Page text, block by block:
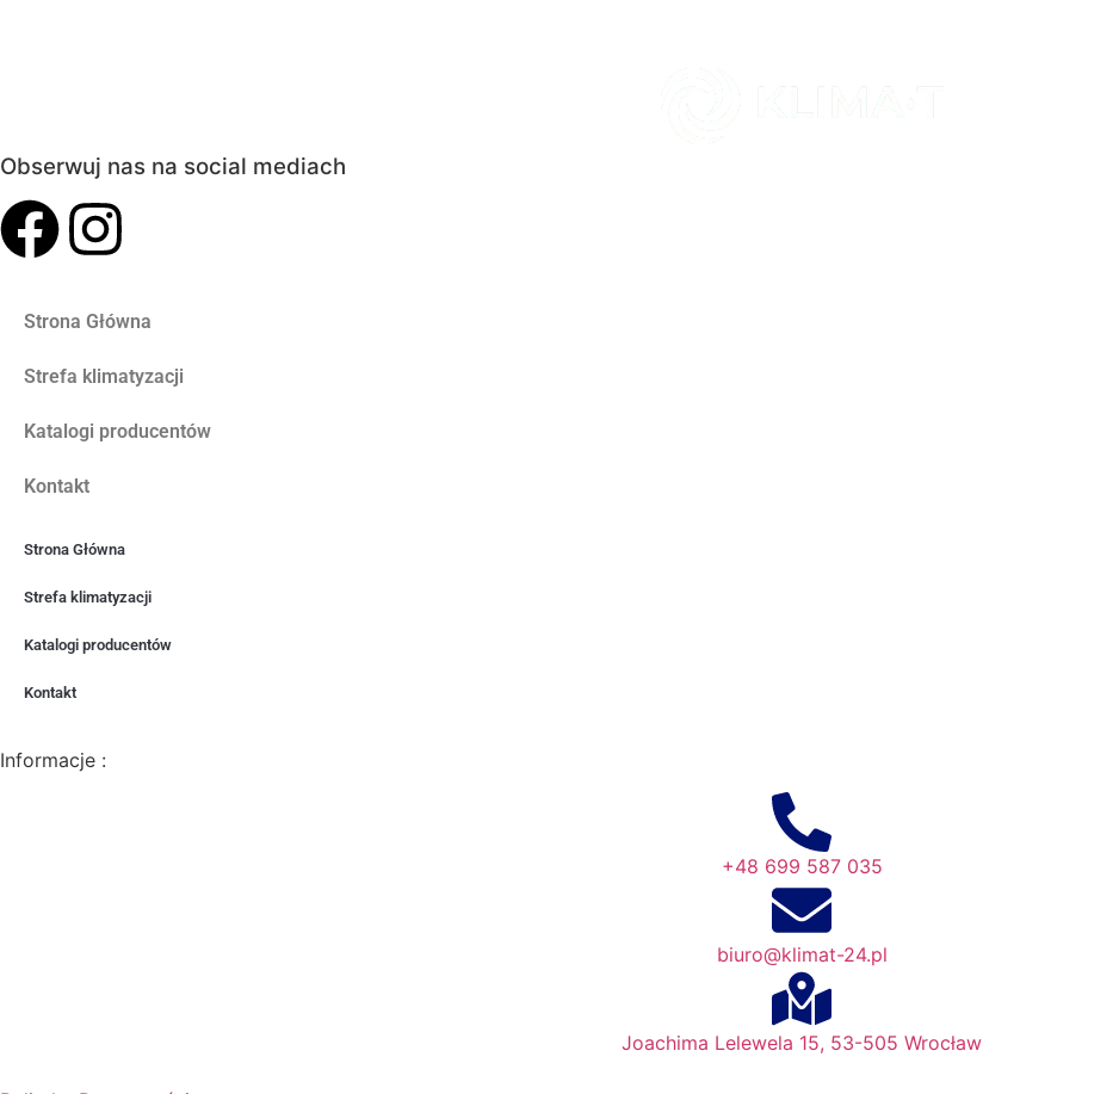
Obserwuj nas na social mediach
Strona Główna
Strefa klimatyzacji
Katalogi producentów
Kontakt
Strona Główna
Strefa klimatyzacji
Katalogi producentów
Kontakt
Informacje :
+48 699 587 035
biuro@klimat-24.pl
Joachima Lelewela 15, 53-505 Wrocław